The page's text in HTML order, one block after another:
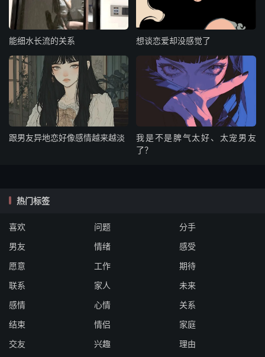
能细水长流的关系 想谈恋爱却没感觉了
跟男友异地恋好像感情越来越淡
我是不是脾气太好、太宠男友
了？
热门标签
喜欢 问题
分手
男友
情绪
感受
愿意
工作
期待
联系
家人
未来
感情
心情
关系
结束
情侣
家庭
交友
兴趣
理由